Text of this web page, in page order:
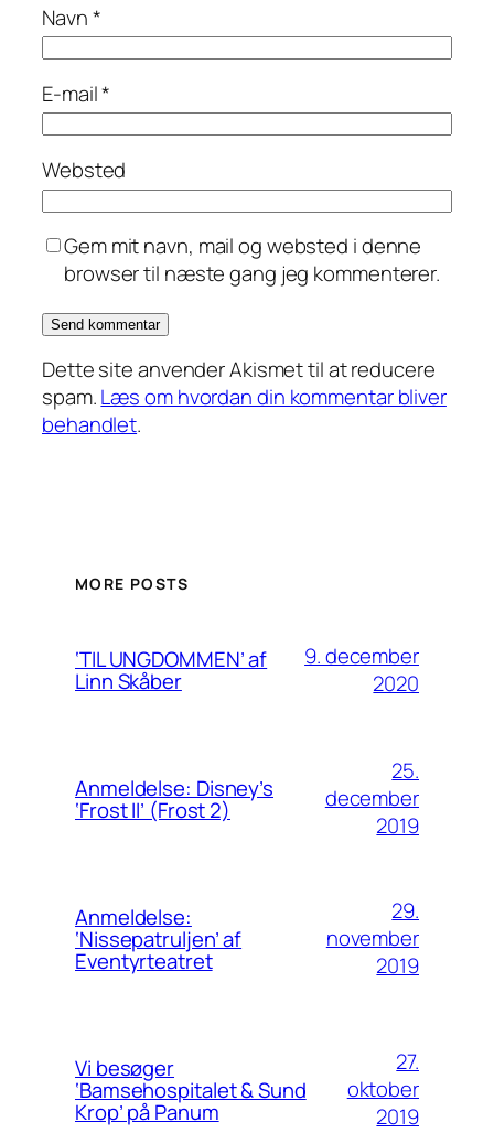
Navn*
E-mail*
Websted
Gem mit navn, mail og websted i denne
browser til næste gang jeg kommenterer.
Dette site anvender Akismet til at reducere
spam.Læs om hvordan din kommentar bliver
behandlet.
MORE POSTS
‘TIL UNGDOMMEN’ af
Linn Skåber
9. december
2020
Anmeldelse: Disney’s
‘Frost II’ (Frost 2)
25.
december
2019
Anmeldelse:
‘Nissepatruljen’ af
Eventyrteatret
29.
november
2019
Vi besøger
‘Bamsehospitalet & Sund
Krop’ på Panum
27.
oktober
2019